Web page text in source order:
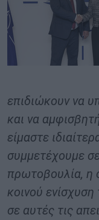
επιδιώκουν να
και να
είμαστε
συμμετέχουμε
πρωτοβουλία, η
κοινού
σε αυτές τις